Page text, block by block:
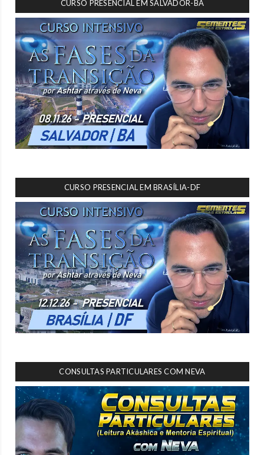
CURSO PRESENCIAL EM SALVADOR-BA
CURSO PRESENCIAL EM BRASÍLIA-DF
CONSULTAS PARTICULARES COM NEVA